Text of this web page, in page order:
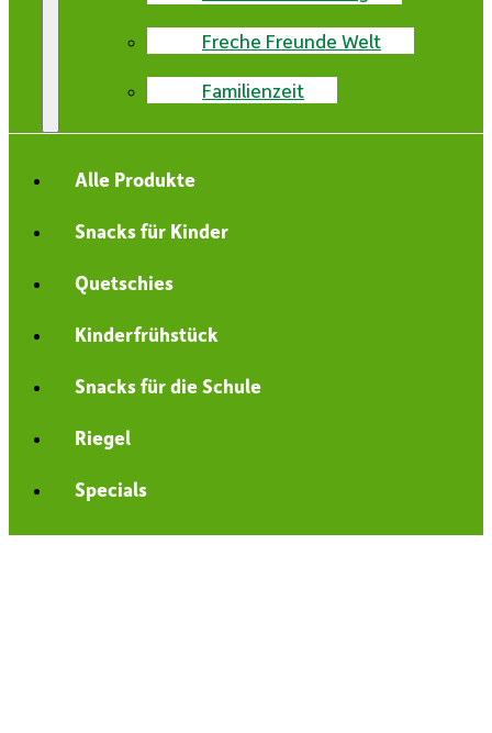
Freche Freunde Welt
Familienzeit
Alle Produkte
Snacks für Kinder
Quetschies
Kinderfrühstück
Snacks für die Schule
Riegel
Specials